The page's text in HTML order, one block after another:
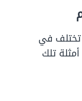
تختلف في
تلك